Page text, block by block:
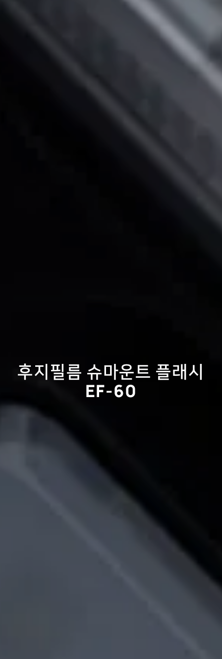
후지필름 슈마운트 플래시
EF-60